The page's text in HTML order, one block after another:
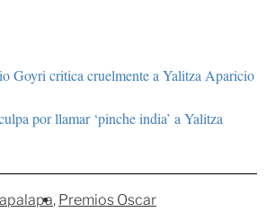
Goyri critica cruelmente a Yalitza Aparicio
por llamar ‘pinche india’ a Yalitza
Premios Oscar